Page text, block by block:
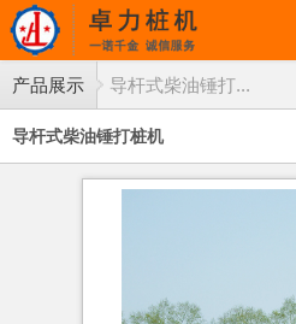
产品展示 导杆式柴油锤打...
导杆式柴油锤打桩机